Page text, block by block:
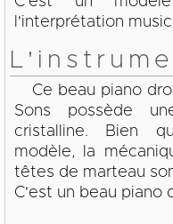
l'interprétation
Ce beau piano
Sons possède
cristalline. Bien
modèle, la
têtes de marteau
C'est un beau piano